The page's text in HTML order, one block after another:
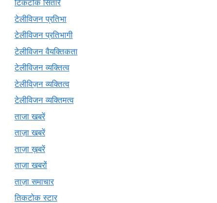
टिकटोक सितारे
टेलीविजन प्रतिभा
टेलीविजन प्रतिभागी
टेलीविजन वैयक्तिकता
टेलीविजन व्यक्तित्व
टेलीविज़न व्यक्तित्व
टेलीविजन व्यक्तिमत्व
ताजा खबरें
ताज़ा खबरें
ताज़ा ख़बरें
ताज़ा खबरों
ताज़ा समाचार
तिकटोक स्टार